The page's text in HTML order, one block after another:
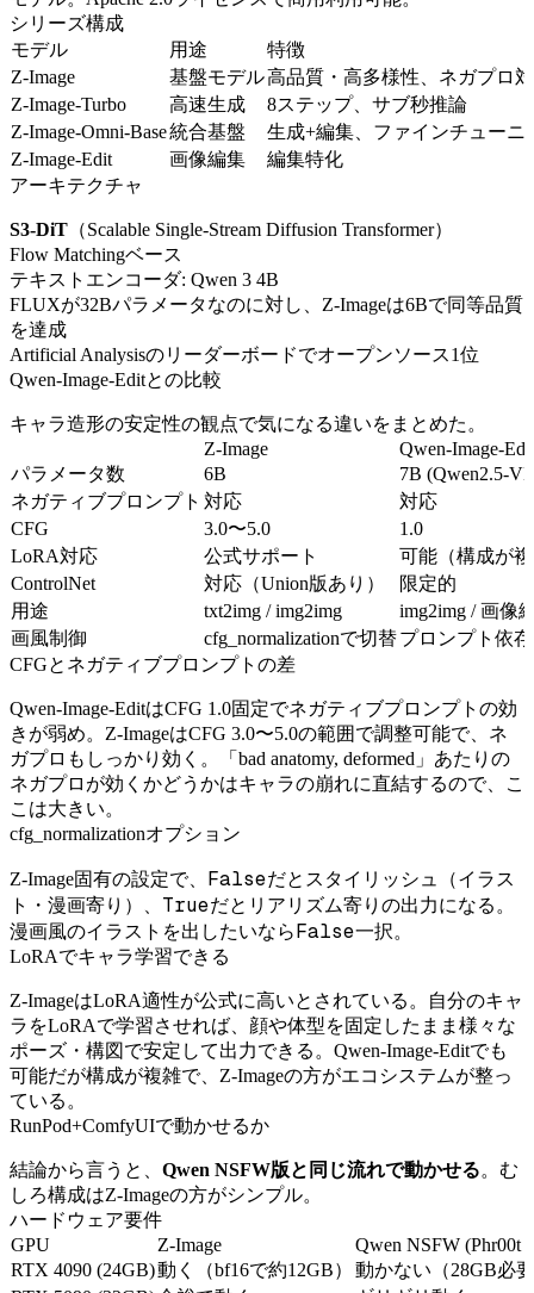
シリーズ構成
モデル
用途
特徴
Z-Image
基盤モデル高品質・高多様性、ネガプロ
Z-Image-Turbo
高速生成
8ステップ、サブ秒推論
Z-Image-Omni-Base統合基盤
生成+編集、ファインチューニ
Z-Image-Edit
画像編集
編集特化
アーキテクチャ
S3-DiT （Scalable Single-Stream Diffusion Transformer）
Flow Matchingベース
テキストエンコーダ: Qwen 3 4B
FLUXが32Bパラメータなのに対し、Z-Imageは6Bで同等品質
を達成
Artificial Analysisのリーダーボードでオープンソース1位
Qwen-Image-Editとの比較
キャラ造形の安定性の観点で気になる違いをまとめた。
Z-Image
Qwen-Image-Edit
パラメータ数
6B
7B (Qwen2.5-
ネガティブプロンプト 対応
対応
CFG
3.0〜5.0
1.0
LoRA対応
公式サポート
可能（構成が
ControlNet
対応（Union版あり）
限定的
用途
txt2img / img2img
img2img / 画像
画風制御
cfg_normalizationで切替プロンプト依存
CFGとネガティブプロンプトの差
Qwen-Image-EditはCFG 1.0固定でネガティブプロンプトの効
きが弱め。Z-ImageはCFG 3.0〜5.0の範囲で調整可能で、ネ
ガプロもしっかり効く。「bad anatomy, deformed」あたりの
ネガプロが効くかどうかはキャラの崩れに直結するので、こ
こは大きい。
cfg_normalizationオプション
Z-Image固有の設定で、 Falseだとスタイリッシュ（イラス
ト・漫画寄り）、 Trueだとリアリズム寄りの出力になる。
漫画風のイラストを出したいならFalse一択。
LoRAでキャラ学習できる
Z-ImageはLoRA適性が公式に高いとされている。自分のキャ
ラをLoRAで学習させれば、顔や体型を固定したまま様々な
ポーズ・構図で安定して出力できる。Qwen-Image-Editでも
可能だが構成が複雑で、Z-Imageの方がエコシステムが整っ
ている。
RunPod+ComfyUIで動かせるか
結論から言うと、 Qwen NSFW版と同じ流れで動かせる。む
しろ構成はZ-Imageの方がシンプル。
ハードウェア要件
GPU
Z-Image
Qwen NSFW (Phr00t
RTX 4090 (24GB)動く（bf16で約12GB）
動かない（28GB必